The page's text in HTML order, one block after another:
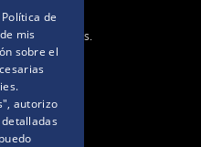
reservados.
Política de
mis
sobre el
.
autorizo